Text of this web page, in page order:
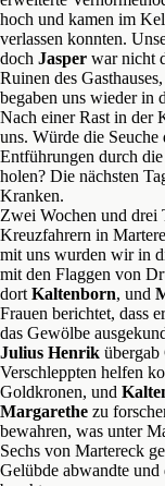
hoch und kamen im
verlassen konnten.
doch Jasper war nicht
Ruinen des
begaben uns wieder in
Nach einer Rast in der
uns. Würde die Seuche
Entführungen durch
holen? Die nächsten
Kranken.
Zwei Wochen und drei
Kreuzfahrern in
mit uns wurden wir in
mit den Flaggen von
dort Kaltenborn, und
Frauen berichtet, dass
das Gewölbe
Julius Henrik übergab
Verschleppten helfen
Goldkronen, und
Margarethe zu
bewahren, was unter
Sechs von Martereck
Gelübde abwandte